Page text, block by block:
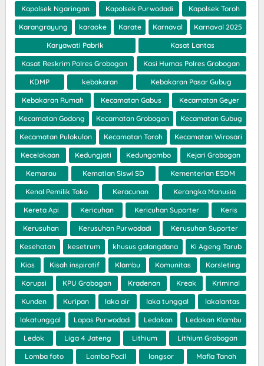
Kapolsek Ngaringan Kapolsek Purwodadi Kapolsek Toroh
Karangrayung karaoke Karate Karnaval Karnaval 2025
Karyawati Pabrik Kasat Lantas
Kasat Reskrim Polres Grobogan Kasi Humas Polres Grobogan
KDMP kebakaran Kebakaran Pasar Gubug
Kebakaran Rumah Kecamatan Gabus Kecamatan Geyer
Kecamatan Godong Kecamatan Grobogan Kecamatan Gubug
Kecamatan Pulokulon Kecamatan Toroh Kecamatan Wirosari
Kecelakaan Kedungjati Kedungombo Kejari Grobogan
Kemarau Kematian Siswi SD Kementerian ESDM
Kenal Pemilik Toko Keracunan Kerangka Manusia
Kereta Api Kericuhan Kericuhan Suporter Keris
Kerusuhan Kerusuhan Purwodadi Kerusuhan Suporter
Kesehatan kesetrum khusus galangdana Ki Ageng Tarub
Kios Kisah inspiratif Klambu Komunitas Korsleting
Korupsi KPU Grobogan Kradenan Kreak Kriminal
Kunden Kuripan laka air laka tunggal lakalantas
lakatunggal Lapas Purwodadi Ledakan Ledakan Klambu
Ledok Liga 4 Jateng Lithium Lithium Grobogan
Lomba foto Lomba Pocil longsor Mafia Tanah